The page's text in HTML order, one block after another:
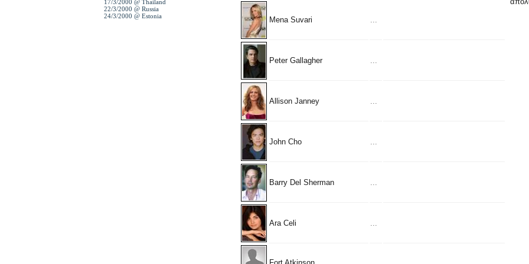
17/3/2000 @ Thailand
22/3/2000 @ Russia
24/3/2000 @ Estonia
Mena Suvari ...
Peter Gallagher ...
Allison Janney ...
John Cho ...
Barry Del Sherman ...
Ara Celi ...